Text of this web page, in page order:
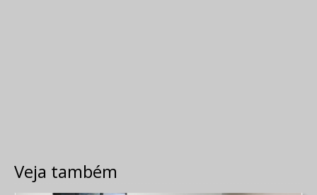
Veja também